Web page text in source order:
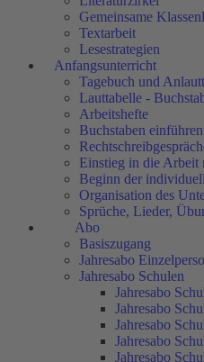
Gemeinsame
Textarbeit
Lesestrategien
Anfangsunterricht
Tagebuch und
Lauttabelle -
Arbeitshefte
Buchstaben einführen
Einstieg in die Arbeit
Beginn der
Organisation des
Sprüche, Lieder,
Abo
Basiszugang
Jahresabo
Jahresabo Schulen
Jahresabo
Jahresabo
Jahresabo
Jahresabo
Jahresabo